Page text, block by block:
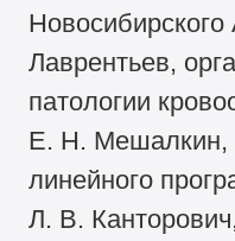
Лаврентьев,
патологии
Е. Н. Мешалкин,
линейного
Л. В.